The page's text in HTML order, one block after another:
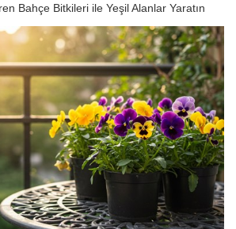
Bahçe Bitkileri ile Yeşil Alanlar Yaratın